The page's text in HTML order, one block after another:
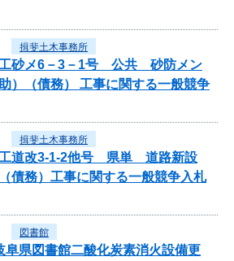
揖斐土木事務所
工砂メ6－3－1号 公共 砂防メン
）（債務） 工事に関する一般競争
揖斐土木事務所
工道改3-1-2他号 県単 道路新設
債務）工事に関する一般競争入札
図書館
阜県図書館二酸化炭素消火設備更